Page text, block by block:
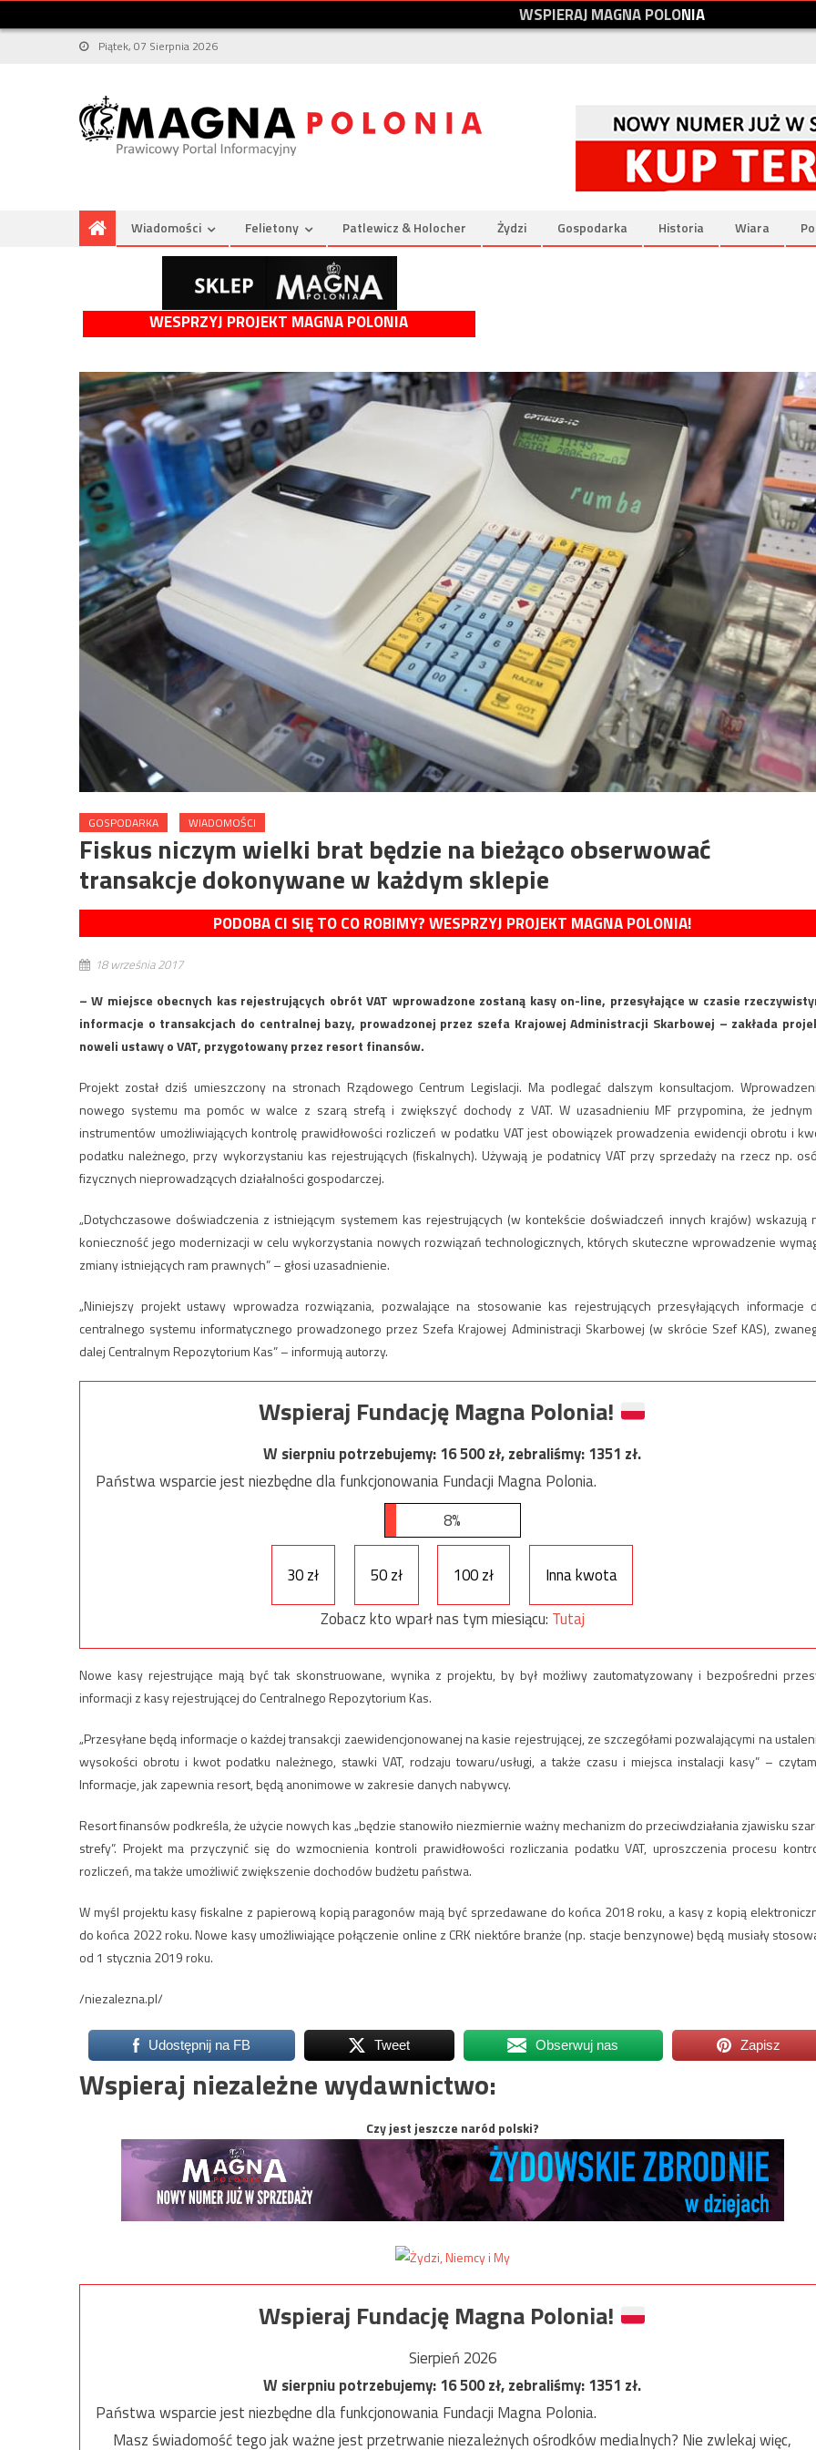
WSPIERAJMAGNAPOLONIA
Piątek, 07 Sierpnia 2026
Wiadomości Felietony Patlewicz & Holocher Żydzi Gospodarka Historia Wiara
WESPRZYJ PROJEKT MAGNA POLONIA
GOSPODARKA WIADOMOŚCI
Fiskus niczym wielki brat będzie na bieżąco obserwować
transakcje dokonywane w każdym sklepie
PODOBA CI SIĘ TO CO ROBIMY? WESPRZYJ PROJEKT MAGNA POLONIA!
18 września 2017
– W miejsce obecnych kas rejestrujących obrót VAT wprowadzone zostaną kasy on-line, przesyłające w czasie
informacje o transakcjach do centralnej bazy, prowadzonej przez szefa Krajowej Administracji Skarbowej – zakłada
noweli ustawy o VAT, przygotowany przez resort finansów.
Projekt został dziś umieszczony na stronach Rządowego Centrum Legislacji. Ma podlegać dalszym konsultacjom.
nowego systemu ma pomóc w walce z szarą strefą i zwiększyć dochody z VAT. W uzasadnieniu MF przypomina, że
instrumentów umożliwiających kontrolę prawidłowości rozliczeń w podatku VAT jest obowiązek prowadzenia ewidencji obrotu i
podatku należnego, przy wykorzystaniu kas rejestrujących (fiskalnych). Używają je podatnicy VAT przy sprzedaży na rzecz np.
fizycznych nieprowadzących działalności gospodarczej.
„Dotychczasowe doświadczenia z istniejącym systemem kas rejestrujących (w kontekście doświadczeń innych krajów) wskazują
konieczność jego modernizacji w celu wykorzystania nowych rozwiązań technologicznych, których skuteczne wprowadzenie
zmiany istniejących ram prawnych” – głosi uzasadnienie.
„Niniejszy projekt ustawy wprowadza rozwiązania, pozwalające na stosowanie kas rejestrujących przesyłających informacje
centralnego systemu informatycznego prowadzonego przez Szefa Krajowej Administracji Skarbowej (w skrócie Szef KAS),
dalej Centralnym Repozytorium Kas” – informują autorzy.
Wspieraj Fundację Magna Polonia!
W sierpniu potrzebujemy:16 500zł, zebraliśmy:1351 zł.
Państwa wsparcie jest niezbędne dla funkcjonowania Fundacji Magna Polonia.
8%
30 zł 50 zł 100 zł
Inna kwota
Zobacz kto wparł nas tym miesiącu: Tutaj
Nowe kasy rejestrujące mają być tak skonstruowane, wynika z projektu, by był możliwy zautomatyzowany i bezpośredni
informacji z kasy rejestrującej do Centralnego Repozytorium Kas.
„Przesyłane będą informacje o każdej transakcji zaewidencjonowanej na kasie rejestrującej, ze szczegółami pozwalającymi na
wysokości obrotu i kwot podatku należnego, stawki VAT, rodzaju towaru/usługi, a także czasu i miejsca instalacji kasy” –
Informacje, jak zapewnia resort, będą anonimowe w zakresie danych nabywcy.
Resort finansów podkreśla, że użycie nowych kas „będzie stanowiło niezmiernie ważny mechanizm do przeciwdziałania zjawisku
strefy”. Projekt ma przyczynić się do wzmocnienia kontroli prawidłowości rozliczania podatku VAT, uproszczenia procesu
rozliczeń, ma także umożliwić zwiększenie dochodów budżetu państwa.
W myśl projektu kasy fiskalne z papierową kopią paragonów mają być sprzedawane do końca 2018 roku, a kasy z kopią
do końca 2022 roku. Nowe kasy umożliwiające połączenie online z CRK niektóre branże (np. stacje benzynowe) będą musiały
od 1 stycznia 2019 roku.
/niezalezna.pl/
Udostępnij na FB Tweet Obserwuj nas Zapisz
Wspieraj niezależne wydawnictwo:
Czy jest jeszcze naród polski?
Wspieraj Fundację Magna Polonia!
Sierpień 2026
W sierpniu potrzebujemy:16 500zł, zebraliśmy:1351 zł.
Państwa wsparcie jest niezbędne dla funkcjonowania Fundacji Magna Polonia.
Masz świadomość tego jak ważne jest przetrwanie niezależnych ośrodków medialnych? Nie zwlekaj więc,